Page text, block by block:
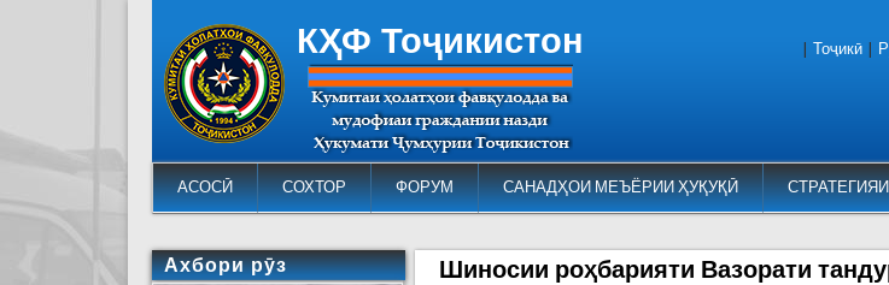
КҲФ Тоҷикистон
АСОСӢ СОХТОР ФОРУМ САНАДҲОИ МЕЪЁРИИ ҲУҚУҚӢ
Тоҷикӣ
Шиносии роҳбарияти Вазорати
Ахбори рӯз